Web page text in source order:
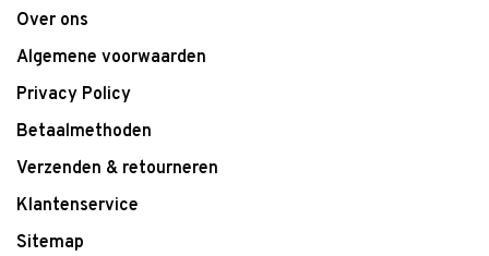
Over ons
Algemene voorwaarden
Privacy Policy
Betaalmethoden
Verzenden & retourneren
Klantenservice
Sitemap